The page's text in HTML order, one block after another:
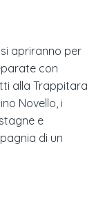
apriranno per
con
alla Trappitara
Novello, i
e
di un